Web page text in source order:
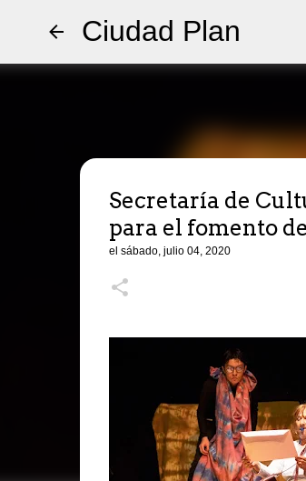
Ciudad Plan
Secretaría de
para el fomento
el sábado, julio 04, 2020